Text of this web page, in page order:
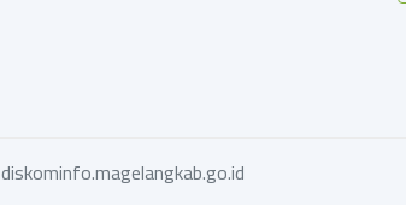
diskominfo.magelangkab.go.id